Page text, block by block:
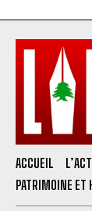
ACCUEIL
PATRIMOINE ET